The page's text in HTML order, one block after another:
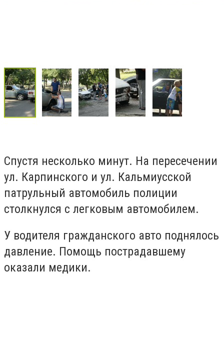
Спустя несколько минут. На пересечении
ул. Карпинского и ул. Кальмиусской
патрульный автомобиль полиции
столкнулся с легковым автомобилем.
У водителя гражданского авто поднялось
давление. Помощь пострадавшему
оказали медики.